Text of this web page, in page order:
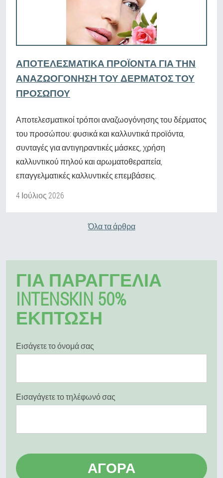
ΑΠΟΤΕΛΕΣΜΑΤΙΚΆ ΠΡΟΪΌΝΤΑ ΓΙΑ ΤΗΝ
ΑΝΑΖΩΟΓΌΝΗΣΗ ΤΟΥ ΔΈΡΜΑΤΟΣ ΤΟΥ
ΠΡΟΣΏΠΟΥ
Αποτελεσματικοί τρόποι αναζωογόνησης του δέρματος
του προσώπου: φυσικά και καλλυντικά προϊόντα,
συνταγές για αντιγηραντικές μάσκες, χρήση
καλλυντικού πηλού και αρωματοθεραπεία,
επαγγελματικές καλλυντικές επεμβάσεις.
4 Ιούλιος 2026
Όλα τα άρθρα
ΓΙΑ ΠΑΡΑΓΓΕΛΊΑ
INTENSKIN 50%
ΕΚΠΤΩΣΗ
Εισάγετε το όνομά σας
Εισαγάγετε το τηλέφωνό σας
ΑΓΟΡΆ